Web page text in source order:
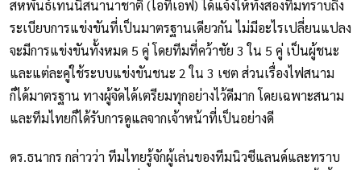
สหพันธ์เทนนิสนานาชาติ (ไอทีเอฟ) ได้แจ้งให้ทั้งสองทีมทราบถึง
ระเบียบการแข่งขันที่เป็นมาตรฐานเดียวกัน ไม่มีอะไรเปลี่ยนแปลง
จะมีการแข่งขันทั้งหมด 5 คู่ โดยทีมที่คว้าชัย 3 ใน 5 คู่ เป็นผู้ชนะ
และแต่ละคู่ใช้ระบบแข่งขันชนะ 2 ใน 3 เซต ส่วนเรื่องไฟสนาม
ก็ได้มาตรฐาน ทางผู้จัดได้เตรียมทุกอย่างไว้ดีมาก โดยเฉพาะสนาม
และทีมไทยก็ได้รับการดูแลจากเจ้าหน้าที่เป็นอย่างดี
ดร.ธนากร กล่าวว่า ทีมไทยรู้จักผู้เล่นของทีมนิวซีแลนด์และทราบ